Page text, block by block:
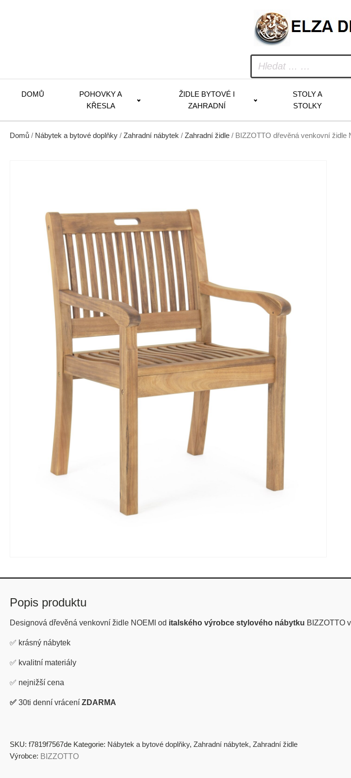
DOMŮ
POHOVKY A
KŘESLA
ŽIDLE BYTOVÉ I
ZAHRADNÍ
STOLY A
STOLKY
Domů / Nábytek a bytové doplňky / Zahradní nábytek / Zahradní židle / BIZZOTTO dřevěná venkovní židle
Popis produktu
Designová dřevěná venkovní židle NOEMI od italského výrobce stylového nábytku BIZZOTTO v
✅ krásný nábytek
✅ kvalitní materiály
✅ nejnižší cena
✅ 30ti denní vrácení ZDARMA
SKU: f7819f7567de Kategorie: Nábytek a bytové doplňky, Zahradní nábytek, Zahradní židle
Výrobce: BIZZOTTO